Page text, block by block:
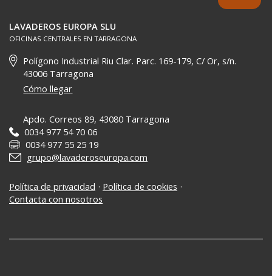
LAVADEROS EUROPA SLU
OFICINAS CENTRALES EN TARRAGONA
Polígono Industrial Riu Clar. Parc. 169-179, C/ Or, s/n.
43006 Tarragona
Cómo llegar
Apdo. Correos 89, 43080 Tarragona
0034 977 54 70 06
0034 977 55 25 19
grupo@lavaderoseuropa.com
Política de privacidad · Política de cookies ·
Contacta con nosotros